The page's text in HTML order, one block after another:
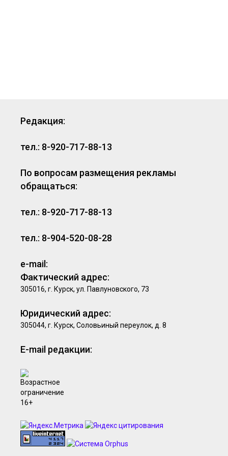
Редакция:
тел.: 8-920-717-88-13
По вопросам размещения рекламы
обращаться:
тел.: 8-920-717-88-13
тел.: 8-904-520-08-28
e-mail:
Фактический адрес:
305016, г. Курск, ул. Павлуновского, 73
Юридический адрес:
305044, г. Курск, Соловьиный переулок, д. 8
E-mail редакции: